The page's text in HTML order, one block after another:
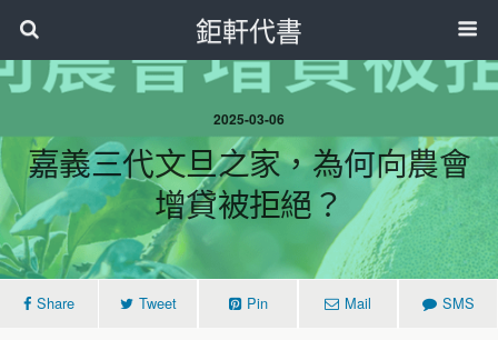
鉅軒代書
2025-03-06
嘉義三代文旦之家，為何向農會
增貸被拒絕？
Share Tweet Pin Mail SMS